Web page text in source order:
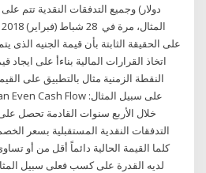
دولار) وجميع التدفقات النقدية تتم
على الحقيقة الثابتة بأن قيمة الجنيه الذى
اتخاذ القرارات المالية بناءأ على
النقطة الزمنية مثال بالتطبيق على
خلال الأربع سنوات القادمة تحصل
التدفقات النقدية المستقبلية بسعر
كلما القيمة الحالية دائماً أقل من أو
لديه القدرة على كسب فعلى سبيل